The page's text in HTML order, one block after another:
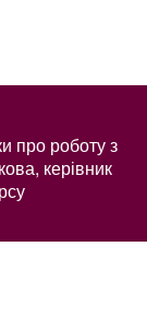
про роботу з
керівник